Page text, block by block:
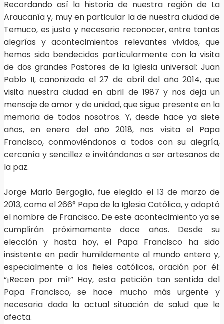
Recordando así la historia de nuestra región de La
Araucanía y, muy en particular la de nuestra ciudad de
Temuco, es justo y necesario reconocer, entre tantas
alegrías y acontecimientos relevantes vividos, que
hemos sido bendecidos particularmente con la visita
de dos grandes Pastores de la Iglesia universal: Juan
Pablo II, canonizado el 27 de abril del año 2014, que
visita nuestra ciudad en abril de 1987 y nos deja un
mensaje de amor y de unidad, que sigue presente en la
memoria de todos nosotros. Y, desde hace ya siete
años, en enero del año 2018, nos visita el Papa
Francisco, conmoviéndonos a todos con su alegría,
cercanía y sencillez e invitándonos a ser artesanos de
la paz.
Jorge Mario Bergoglio, fue elegido el 13 de marzo de
2013, como el 266° Papa de la Iglesia Católica, y adoptó
el nombre de Francisco. De este acontecimiento ya se
cumplirán próximamente doce años. Desde su
elección y hasta hoy, el Papa Francisco ha sido
insistente en pedir humildemente al mundo entero y,
especialmente a los fieles católicos, oración por él:
“¡Recen por mí!” Hoy, esta petición tan sentida del
Papa Francisco, se hace mucho más urgente y
necesaria dada la actual situación de salud que le
afecta.